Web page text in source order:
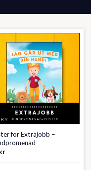
för Extrajobb –